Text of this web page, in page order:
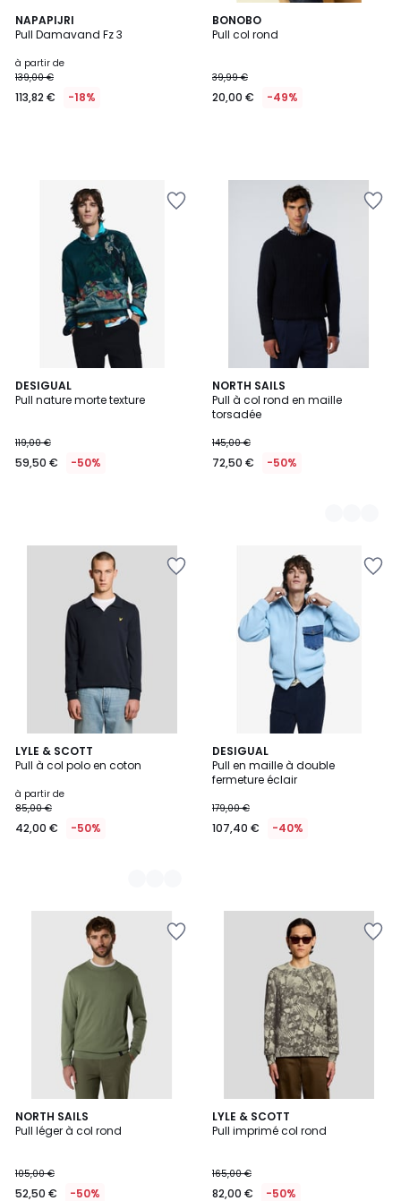
NAPAPIJRI
Pull Damavand Fz 3
à partir de
139,00 €
113,82 € -18%
BONOBO
Pull col rond
39,99 €
20,00 € -49%
DESIGUAL
Pull nature morte texture
119,00 €
59,50 € -50%
NORTH SAILS
Pull à col rond en maille
torsadée
145,00 €
72,50 € -50%
3
Couleurs
LYLE & SCOTT
Pull à col polo en coton
à partir de
85,00 €
42,00 € -50%
2
Couleurs
DESIGUAL
Pull en maille à double
fermeture éclair
179,00 €
107,40 € -40%
NORTH SAILS
Pull léger à col rond
105,00 €
52,50 € -50%
2
Couleurs
LYLE & SCOTT
Pull imprimé col rond
165,00 €
82,00 € -50%